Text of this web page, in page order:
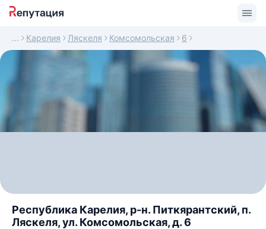
Карелия Ляскеля Комсомольская 6
Республика Карелия, р-н. Питкярантский, п.
Ляскеля, ул. Комсомольская, д. 6